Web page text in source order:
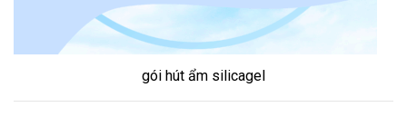
gói hút ẩm silicagel